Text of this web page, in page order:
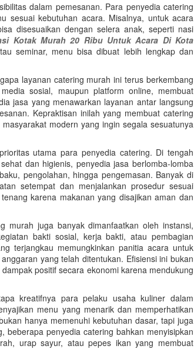
dalam pemesanan. Para penyedia catering
sesuai kebutuhan acara. Misalnya, untuk acara
disesuaikan dengan selera anak, seperti nasi
Kotak Murah 20 Ribu Untuk Acara Di Kota
seminar, menu bisa dibuat lebih lengkap dan
layanan catering murah ini terus berkembang
sosial, maupun platform online, membuat
jasa yang menawarkan layanan antar langsung
Kepraktisan inilah yang membuat catering
modern yang ingin segala sesuatunya
utama para penyedia catering. Di tengah
dan higienis, penyedia jasa berlomba-lomba
pengolahan, hingga pengemasan. Banyak di
setempat dan menjalankan prosedur sesuai
karena makanan yang disajikan aman dan
murah juga banyak dimanfaatkan oleh instansi,
bakti sosial, kerja bakti, atau pembagian
terjangkau memungkinkan panitia acara untuk
yang telah ditentukan. Efisiensi ini bukan
positif secara ekonomi karena mendukung
kreatifnya para pelaku usaha kuliner dalam
menu yang menarik dan memperhatikan
hanya memenuhi kebutuhan dasar, tapi juga
beberapa penyedia catering bahkan menyisipkan
urap sayur, atau pepes ikan yang membuat